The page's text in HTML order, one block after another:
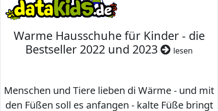
Warme Hausschuhe für Kinder - die
Bestseller 2022 und 2023
lesen
Menschen und Tiere lieben di Wärme - und mit
den Füßen soll es anfangen - kalte Füße bringt